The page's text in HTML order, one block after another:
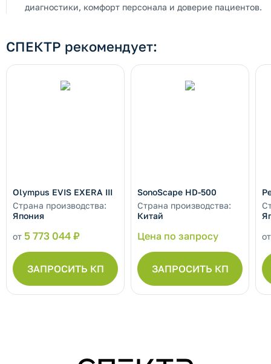
диагностики, комфорт персонала и доверие пациентов.
СПЕКТР рекомендует:
Olympus EVIS EXERA III
Страна производства:
Япония
от 5 773 044 ₽
ЗАПРОСИТЬ КП
SonoScape HD-500
Страна производства:
Китай
Цена по запросу
ЗАПРОСИТЬ КП